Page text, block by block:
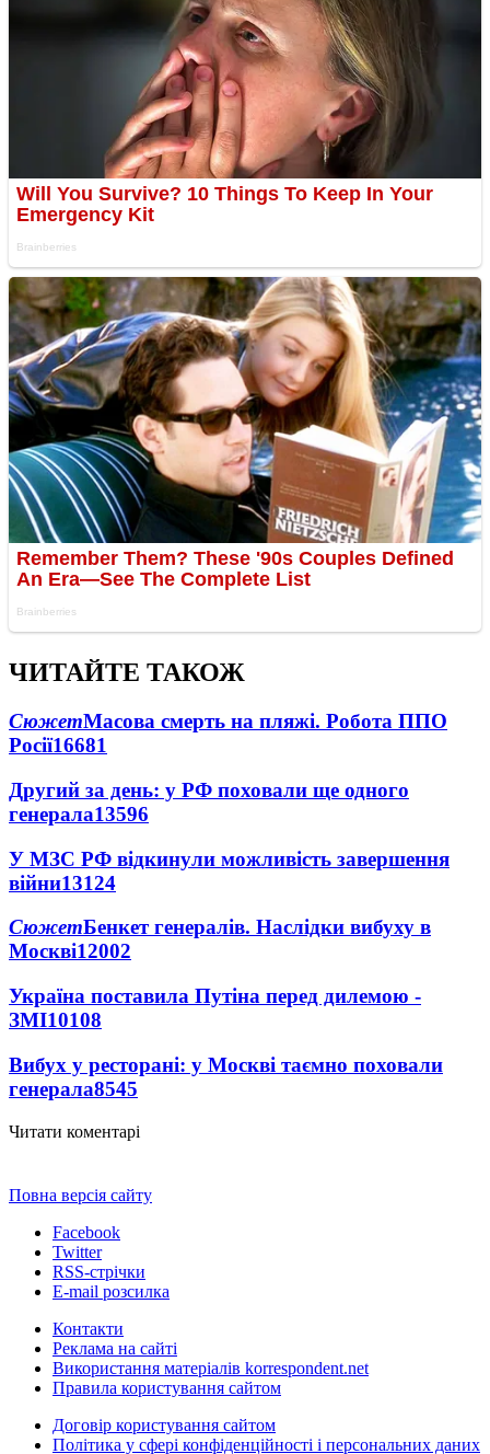
ЧИТАЙТЕ ТАКОЖ
СюжетМасова смерть на пляжі. Робота ППО
Росії16681
Другий за день: у РФ поховали ще одного
генерала13596
У МЗС РФ відкинули можливість завершення
війни13124
СюжетБенкет генералів. Наслідки вибуху в
Москві12002
Україна поставила Путіна перед дилемою -
ЗМІ10108
Вибух у ресторані: у Москві таємно поховали
генерала8545
Читати коментарі
Повна версія сайту
Facebook
Twitter
RSS-стрічки
E-mail розсилка
Контакти
Реклама на сайті
Використання матеріалів korrespondent.net
Правила користування сайтом
Договір користування сайтом
Політика у сфері конфіденційності і персональних даних